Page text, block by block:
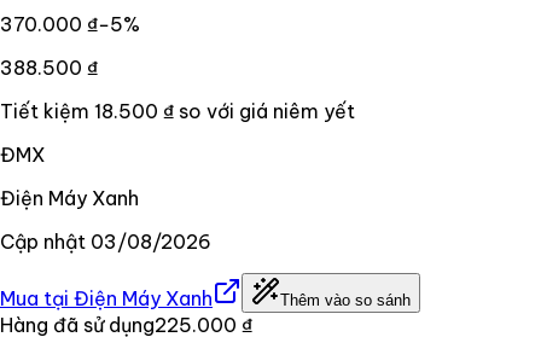
370.000 ₫−5%
388.500 ₫
Tiết kiệm 18.500 ₫ so với giá niêm yết
ĐMX
Điện Máy Xanh
Cập nhật 03/08/2026
Mua tại Điện Máy Xanh Thêm vào so sánh
Hàng đã sử dụng225.000 ₫